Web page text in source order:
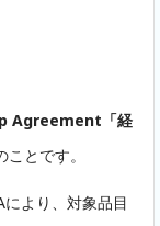
Agreement「経
ことです。
より、対象品目